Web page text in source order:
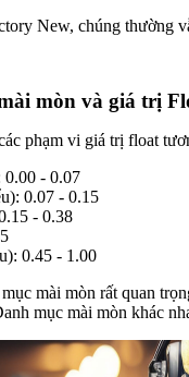
New, chúng thường
mòn và giá trị
phạm vi giá trị float
- 0.07
0.07 - 0.15
- 0.38
0.45 - 1.00
mài mòn rất quan
mục mài mòn khác